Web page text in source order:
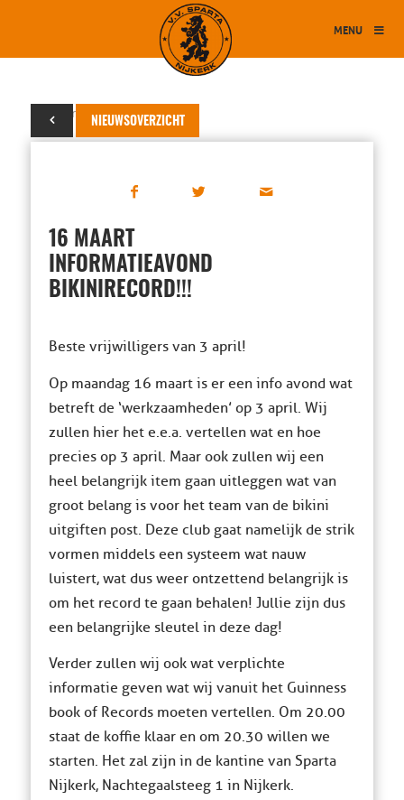
MENU
NIEUWSOVERZICHT
09 maart 2015
16 MAART
INFORMATIEAVOND
BIKINIRECORD!!!
Beste vrijwilligers van 3 april!
Op maandag 16 maart is er een info avond wat
betreft de ‘werkzaamheden’ op 3 april. Wij
zullen hier het e.e.a. vertellen wat en hoe
precies op 3 april. Maar ook zullen wij een
heel belangrijk item gaan uitleggen wat van
groot belang is voor het team van de bikini
uitgiften post. Deze club gaat namelijk de strik
vormen middels een systeem wat nauw
luistert, wat dus weer ontzettend belangrijk is
om het record te gaan behalen! Jullie zijn dus
een belangrijke sleutel in deze dag!
Verder zullen wij ook wat verplichte
informatie geven wat wij vanuit het Guinness
book of Records moeten vertellen. Om 20.00
staat de koffie klaar en om 20.30 willen we
starten. Het zal zijn in de kantine van Sparta
Nijkerk, Nachtegaalsteeg 1 in Nijkerk.